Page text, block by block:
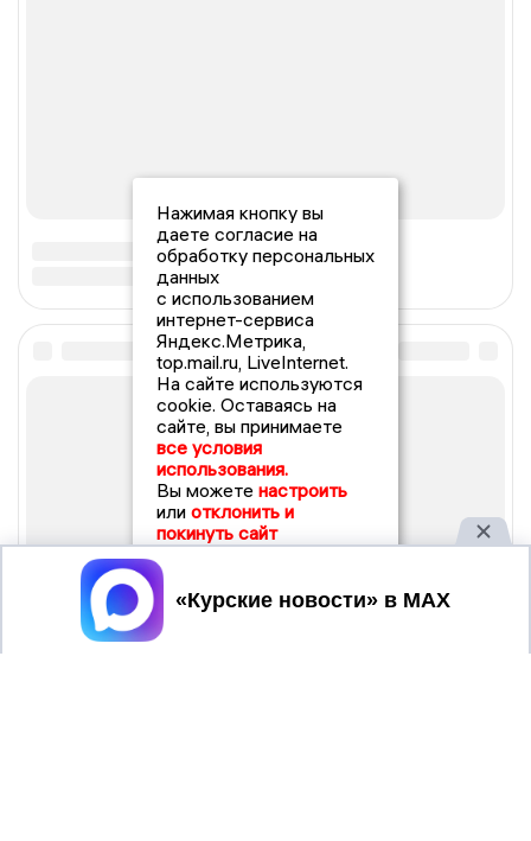
Нажимая кнопку вы
даете согласие на
обработку персональных
данных
с использованием
интернет-сервиса
Яндекс.Метрика,
top.mail.ru, LiveInternet.
На сайте используются
cookie. Оставаясь на
сайте, вы принимаете
все условия
использования.
Вы можете настроить
или отклонить и
покинуть сайт
Принять